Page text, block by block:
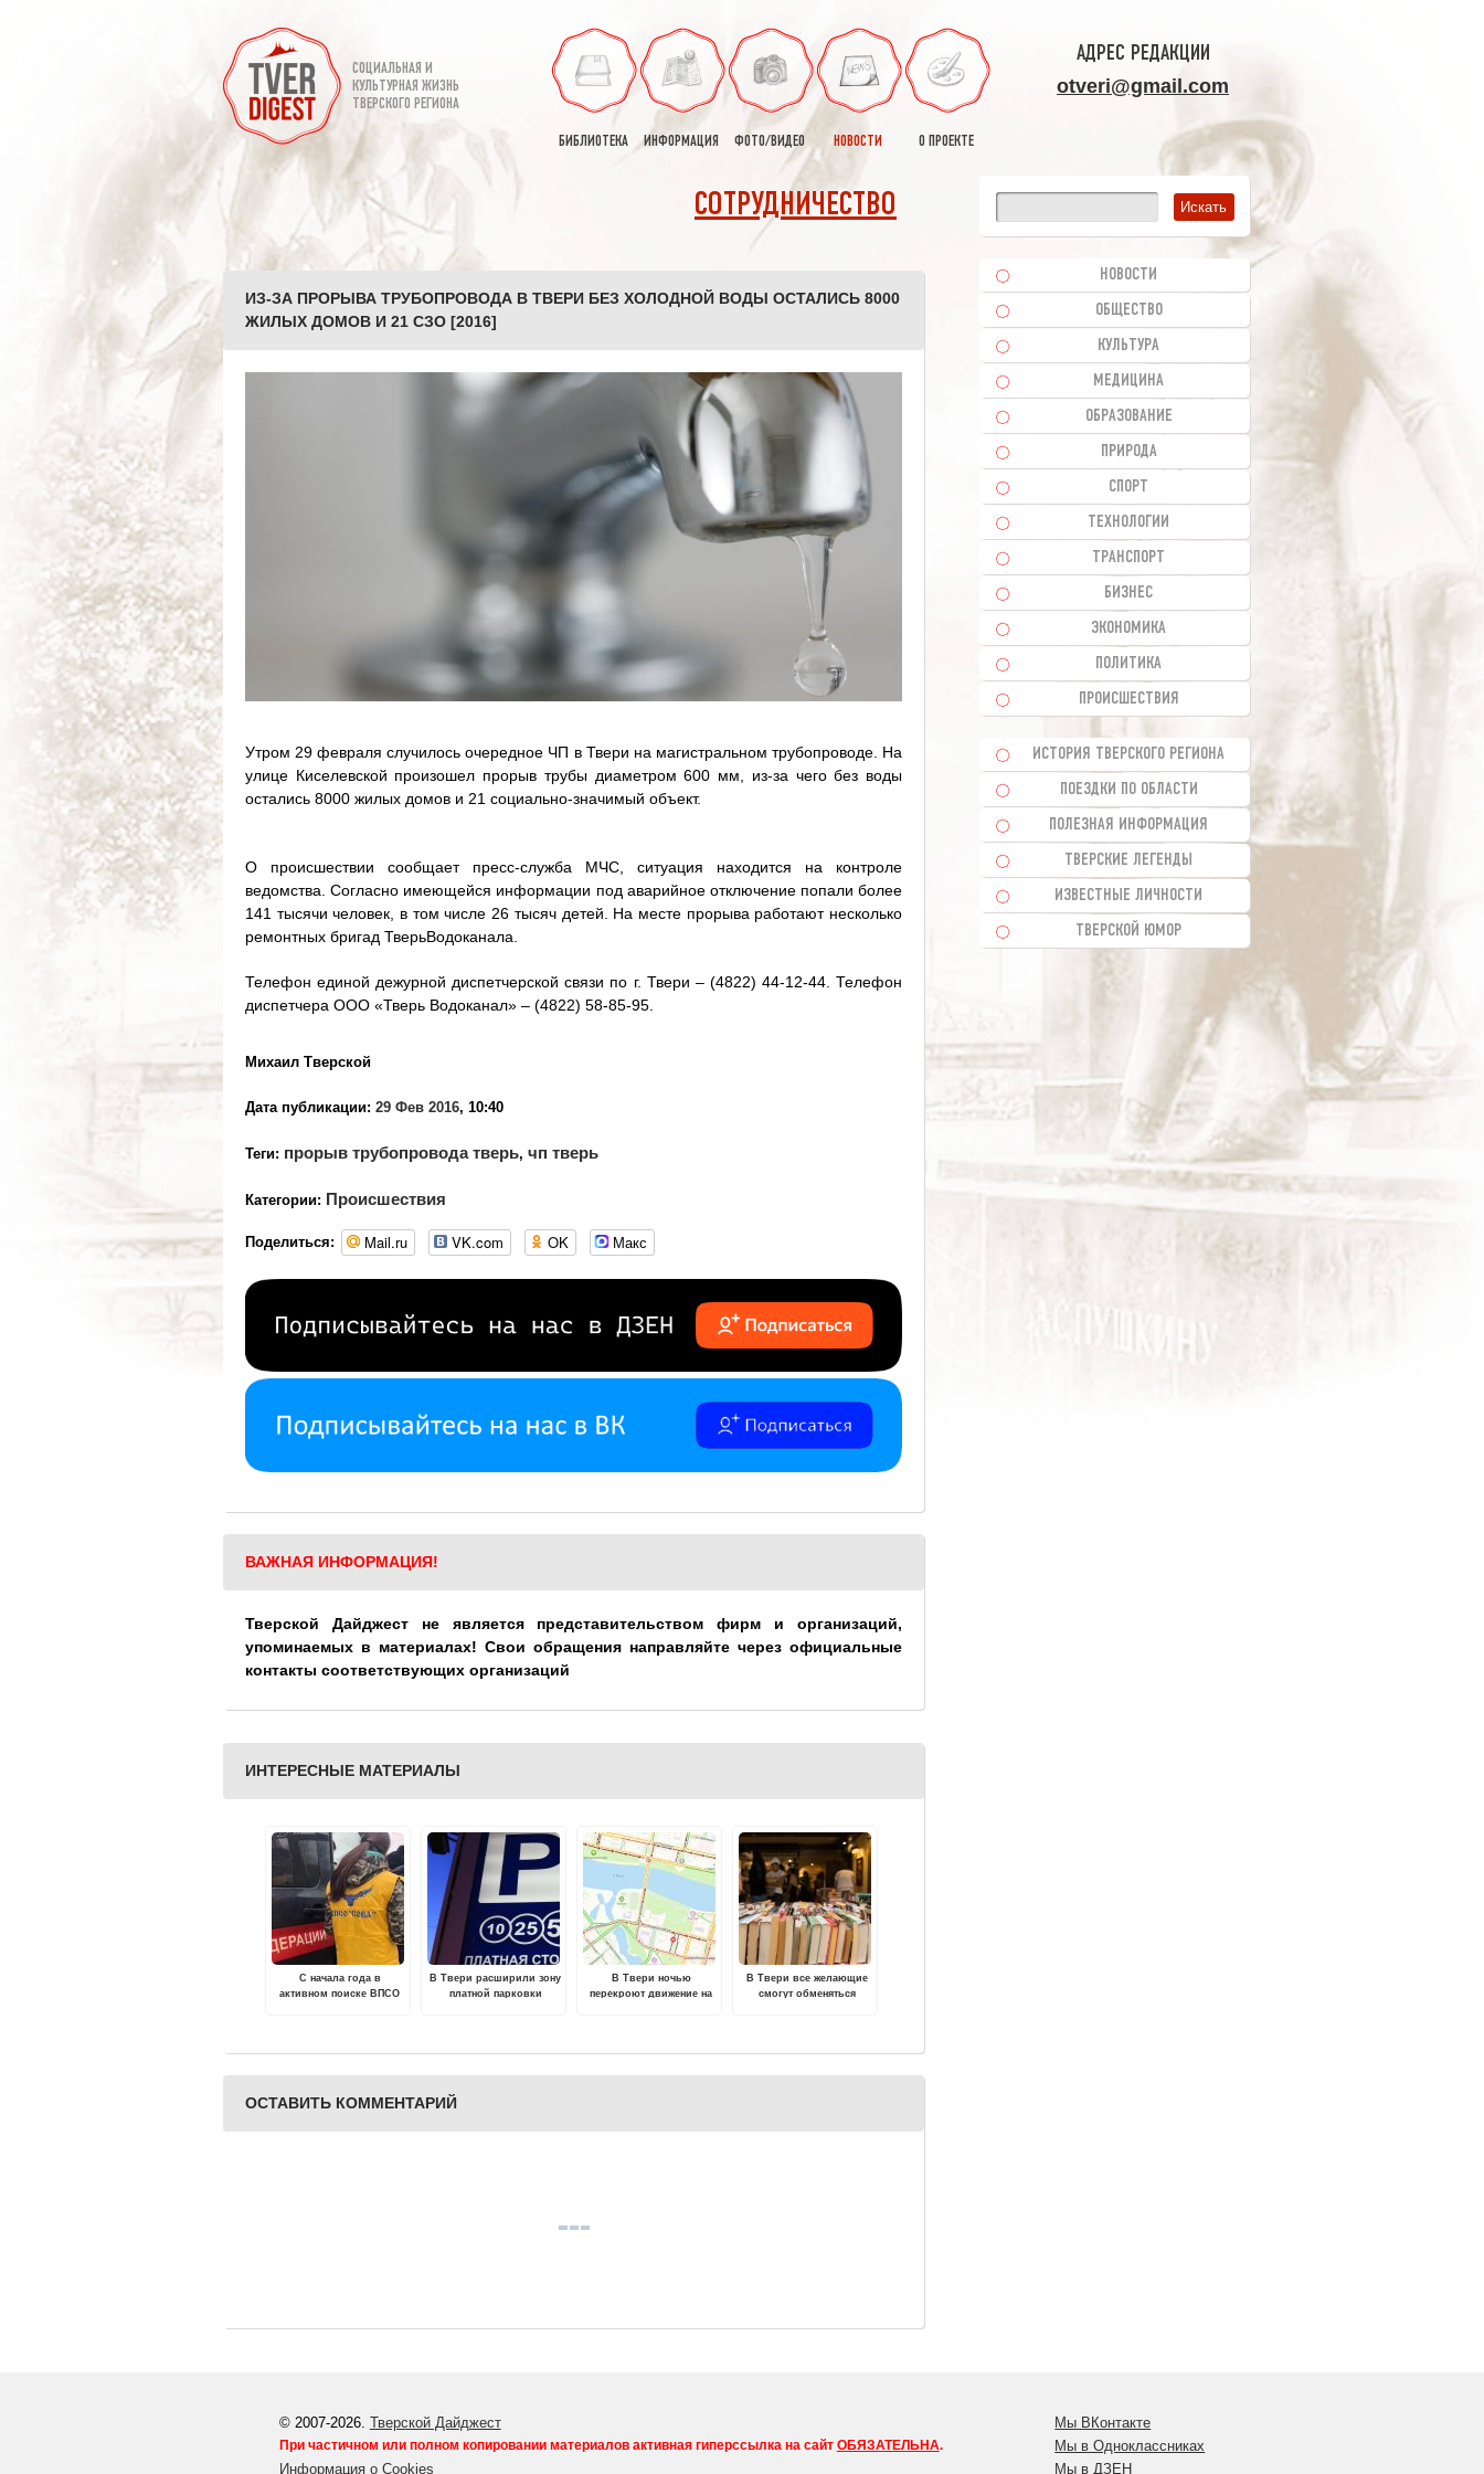
СОЦИАЛЬНАЯ И
КУЛЬТУРНАЯ ЖИЗНЬ
ТВЕРСКОГО РЕГИОНА
БИБЛИОТЕКА ИНФОРМАЦИЯ ФОТО/ВИДЕО НОВОСТИ О ПРОЕКТЕ
АДРЕС РЕДАКЦИИ
otveri@gmail.com
СОТРУДНИЧЕСТВО
ИЗ-ЗА ПРОРЫВА ТРУБОПРОВОДА В ТВЕРИ БЕЗ ХОЛОДНОЙ ВОДЫ ОСТАЛИСЬ 8000
ЖИЛЫХ ДОМОВ И 21 СЗО [2016]
Утром 29 февраля случилось очередное ЧП в Твери на магистральном трубопроводе. На
улице Киселевской произошел прорыв трубы диаметром 600 мм, из-за чего без воды
остались 8000 жилых домов и 21 социально-значимый объект.
О происшествии сообщает пресс-служба МЧС, ситуация находится на контроле
ведомства. Согласно имеющейся информации под аварийное отключение попали более
141 тысячи человек, в том числе 26 тысяч детей. На месте прорыва работают несколько
ремонтных бригад ТверьВодоканала.
Телефон единой дежурной диспетчерской связи по г. Твери – (4822) 44-12-44. Телефон
диспетчера ООО «Тверь Водоканал» – (4822) 58-85-95.
Михаил Тверской
Дата публикации: 29 Фев 2016, 10:40
Теги: прорыв трубопровода тверь, чп тверь
Категории: Происшествия
Поделиться: Mail.ru VK.com OK Макс
ВАЖНАЯ ИНФОРМАЦИЯ!
Тверской Дайджест не является представительством фирм и организаций,
упоминаемых в материалах! Свои обращения направляйте через официальные
контакты соответствующих организаций
ИНТЕРЕСНЫЕ МАТЕРИАЛЫ
С начала года в
активном поиске ВПСО
В Твери расширили зону
платной парковки
В Твери ночью
перекроют движение на
В Твери все желающие
смогут обменяться
ОСТАВИТЬ КОММЕНТАРИЙ
НОВОСТИ
ОБЩЕСТВО
КУЛЬТУРА
МЕДИЦИНА
ОБРАЗОВАНИЕ
ПРИРОДА
СПОРТ
ТЕХНОЛОГИИ
ТРАНСПОРТ
БИЗНЕС
ЭКОНОМИКА
ПОЛИТИКА
ПРОИСШЕСТВИЯ
ИСТОРИЯ ТВЕРСКОГО РЕГИОНА
ПОЕЗДКИ ПО ОБЛАСТИ
ПОЛЕЗНАЯ ИНФОРМАЦИЯ
ТВЕРСКИЕ ЛЕГЕНДЫ
ИЗВЕСТНЫЕ ЛИЧНОСТИ
ТВЕРСКОЙ ЮМОР
© 2007-2026. Тверской Дайджест
При частичном или полном копировании материалов активная гиперссылка на сайт ОБЯЗАТЕЛЬНА.
Информация о Cookies
Мы ВКонтакте
Мы в Одноклассниках
Мы в ДЗЕН